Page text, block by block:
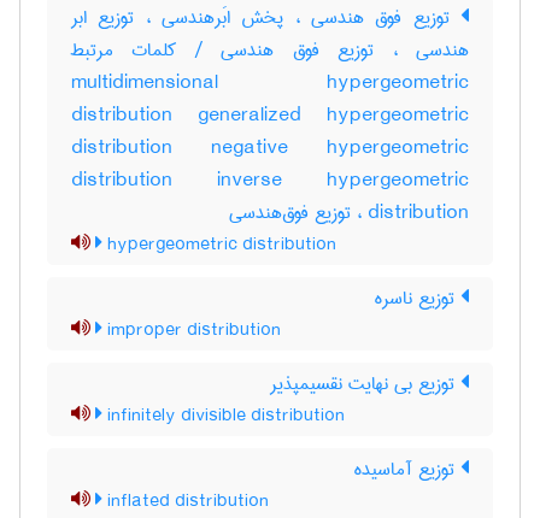
توزیع فوق هندسی ، پخش ابَرهندسی ، توزیع ابر
هندسی ، توزیع فوق هندسی / کلمات مرتبط
multidimensional hypergeometric
distribution generalized hypergeometric
distribution negative hypergeometric
distribution inverse hypergeometric
distribution ، توزیع فوق‌هندسی
hypergeometric distribution
توزیع ناسره
improper distribution
توزیع بی نهایت نقسیمپذیر
infinitely divisible distribution
توزیع آماسیده
inflated distribution